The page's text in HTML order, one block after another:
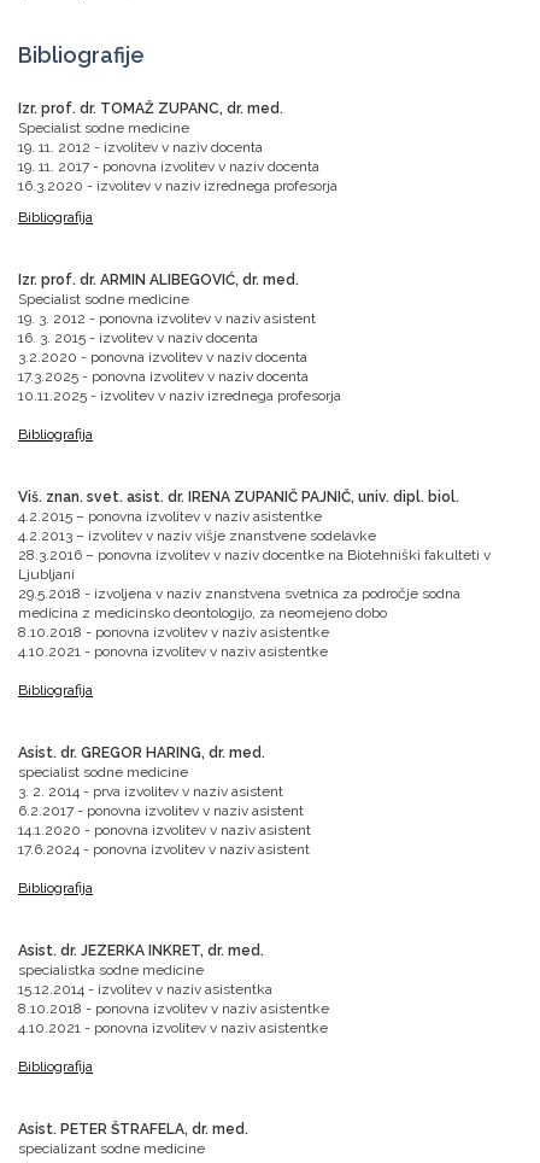
Bibliografije
Izr. prof. dr. TOMAŽ ZUPANC, dr. med.
Specialist sodne medicine
19. 11. 2012 - izvolitev v naziv docenta
19. 11. 2017 - ponovna izvolitev v naziv docenta
16.3.2020 - izvolitev v naziv izrednega profesorja
Bibliografija
Izr. prof. dr. ARMIN ALIBEGOVIĆ, dr. med.
Specialist sodne medicine
19. 3. 2012 - ponovna izvolitev v naziv asistent
16. 3. 2015 - izvolitev v naziv docenta
3.2.2020 - ponovna izvolitev v naziv docenta
17.3.2025 - ponovna izvolitev v naziv docenta
10.11.2025 - izvolitev v naziv izrednega profesorja
Bibliografija
Viš. znan. svet. asist. dr. IRENA ZUPANIČ PAJNIČ, univ. dipl. biol.
4.2.2015 – ponovna izvolitev v naziv asistentke
4.2.2013 – izvolitev v naziv višje znanstvene sodelavke
28.3.2016 – ponovna izvolitev v naziv docentke na Biotehniški fakulteti v
Ljubljani
29.5.2018 - izvoljena v naziv znanstvena svetnica za področje sodna
medicina z medicinsko deontologijo, za neomejeno dobo
8.10.2018 - ponovna izvolitev v naziv asistentke
4.10.2021 - ponovna izvolitev v naziv asistentke
Bibliografija
Asist. dr. GREGOR HARING, dr. med.
specialist sodne medicine
3. 2. 2014 - prva izvolitev v naziv asistent
6.2.2017 - ponovna izvolitev v naziv asistent
14.1.2020 - ponovna izvolitev v naziv asistent
17.6.2024 - ponovna izvolitev v naziv asistent
Bibliografija
Asist. dr. JEZERKA INKRET, dr. med.
specialistka sodne medicine
15.12.2014 - izvolitev v naziv asistentka
8.10.2018 - ponovna izvolitev v naziv asistentke
4.10.2021 - ponovna izvolitev v naziv asistentke​​
Bibliografija
Asist. PETER ŠTRAFELA, dr. med.
specializant sodne medicine